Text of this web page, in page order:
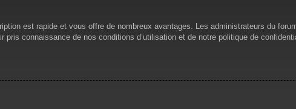
est rapide et vous offre de nombreux avantages. Les administrateurs du
connaissance de nos conditions d’utilisation et de notre politique de